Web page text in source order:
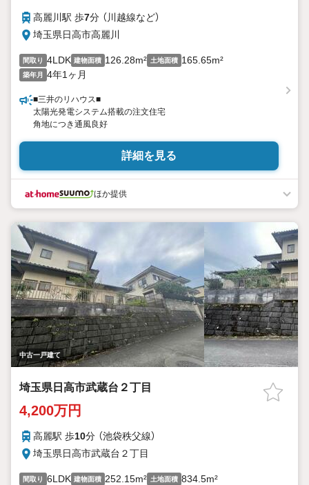
高麗川駅 歩7分 （川越線など）
埼玉県日高市高麗川
間取り 4LDK 建物面積 126.28m² 土地面積 165.65m²
築年月 4年1ヶ月
■三井のリハウス■
太陽光発電システム搭載の注文住宅
角地につき通風良好
詳細を見る
ほか提供
中古一戸建て
埼玉県日高市武蔵台２丁目
4,200万円
高麗駅 歩10分 （池袋秩父線）
埼玉県日高市武蔵台２丁目
間取り 6LDK 建物面積 252.15m² 土地面積 834.5m²